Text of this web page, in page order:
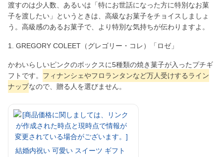
渡すのは少人数、あるいは「特にお世話になった方に特別なお菓
子を渡したい」というときは、高級なお菓子をチョイスしましょ
う。高級感のあるお菓子で、より特別な気持ちが伝わりますよ。
1. GREGORY COLEET（グレゴリー・コレ）「ロゼ」
かわいらしいピンクのボックスに5種類の焼き菓子が入ったプチギ
フトです。 フィナンシェやフロランタンなど万人受けするライン
ナップなので、贈る人を選びません。
結婚内祝い 可愛い スイーツ ギフト